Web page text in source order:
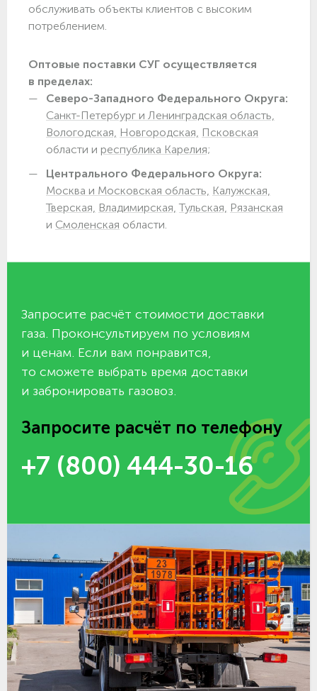
обслуживать объекты клиентов с высоким
потреблением.
Оптовые поставки СУГ осуществляется
в пределах:
Северо-Западного Федерального Округа:
Санкт-Петербург и Ленинградская область,
Вологодская, Новгородская, Псковская
области и республика Карелия;
Центрального Федерального Округа:
Москва и Московская область, Калужская,
Тверская, Владимирская, Тульская, Рязанская
и Смоленская области.
Запросите расчёт стоимости доставки
газа. Проконсультируем по условиям
и ценам. Если вам понравится,
то сможете выбрать время доставки
и забронировать газовоз.
Запросите расчёт по телефону
+7 (800) 444-30-16